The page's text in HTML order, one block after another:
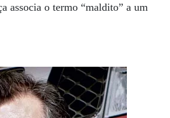
associa o termo “maldito” a um